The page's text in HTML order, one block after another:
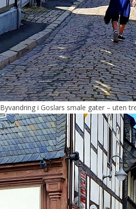
Byvandring i Goslars smale gater – uten